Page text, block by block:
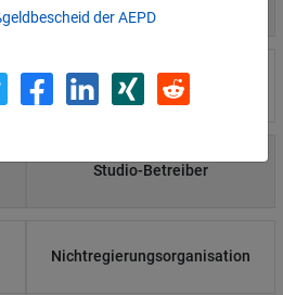
Wohnungseigentümergemeinsch
Studio-Betreiber
Nichtregierungsorganisation
der AEPD